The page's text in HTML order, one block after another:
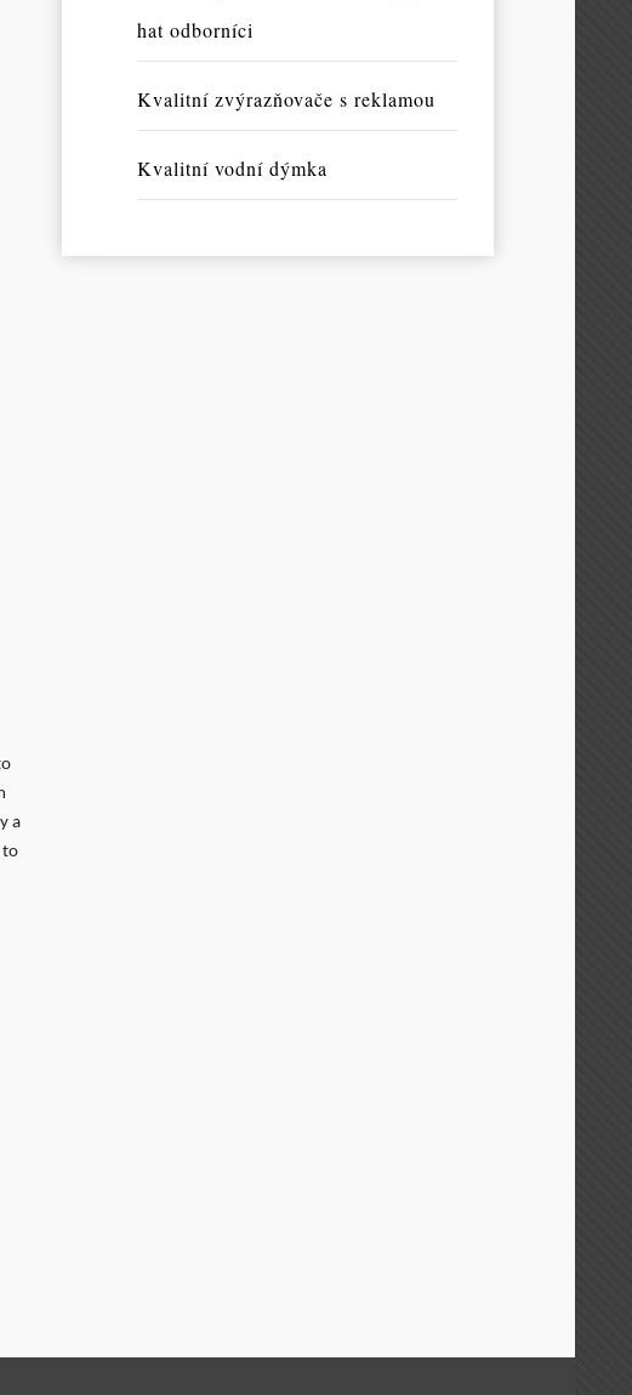
a
to
hat odborníci
Kvalitní zvýrazňovače s reklamou
Kvalitní vodní dýmka